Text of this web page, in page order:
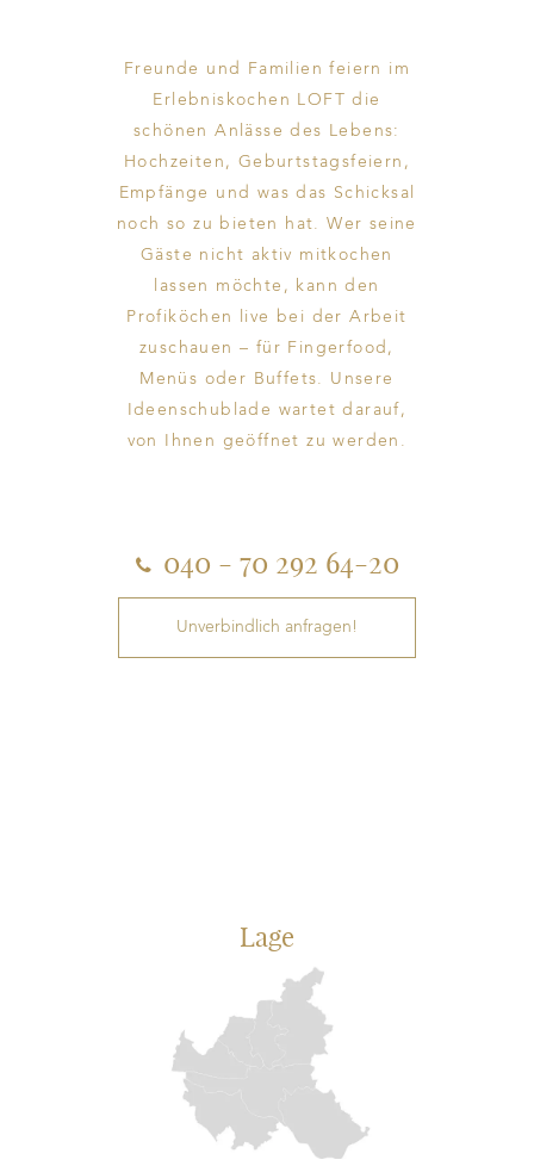
Freunde und Familien feiern im
Erlebniskochen LOFT die
schönen Anlässe des Lebens:
Hochzeiten, Geburtstagsfeiern,
Empfänge und was das Schicksal
noch so zu bieten hat. Wer seine
Gäste nicht aktiv mitkochen
lassen möchte, kann den
Profiköchen live bei der Arbeit
zuschauen – für Fingerfood,
Menüs oder Buffets. Unsere
Ideenschublade wartet darauf,
von Ihnen geöffnet zu werden.
040 - 70 292 64-20
Unverbindlich anfragen!
Lage